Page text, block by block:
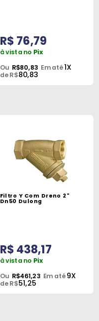
R$ 76,79
à vista no Pix
Ou R$80,83 Em até1X
de R$80,83
Filtro Y Com Dreno 2"
Dn50 Dulong
R$ 438,17
à vista no Pix
Ou R$461,23 Em até9X
de R$51,25